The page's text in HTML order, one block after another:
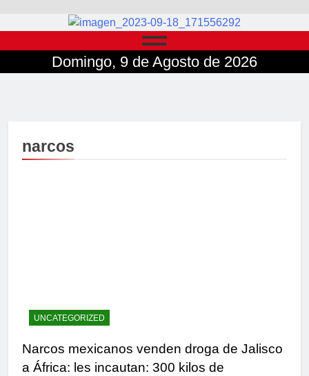
Domingo, 9 de Agosto de 2026
narcos
UNCATEGORIZED
Narcos mexicanos venden droga de Jalisco
a África: les incautan: 300 kilos de